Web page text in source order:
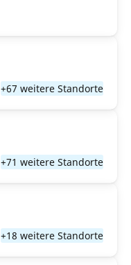
+67 weitere Standorte
+71 weitere Standorte
+18 weitere Standorte